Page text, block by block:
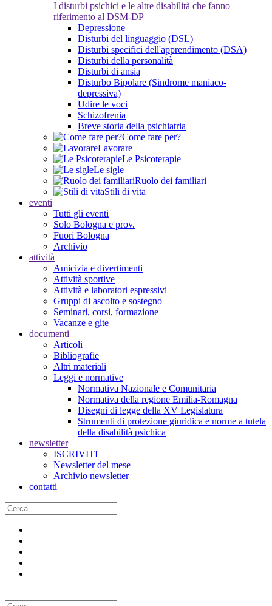
I disturbi psichici e le altre disabilità che fanno
riferimento al DSM-DP
Depressione
Disturbi del linguaggio (DSL)
Disturbi specifici dell'apprendimento (DSA)
Disturbi della personalità
Disturbi di ansia
Disturbo Bipolare (Sindrome maniaco-
depressiva)
Udire le voci
Schizofrenia
Breve storia della psichiatria
Come fare per?
Lavorare
Le Psicoterapie
Le sigle
Ruolo dei familiari
Stili di vita
eventi
Tutti gli eventi
Solo Bologna e prov.
Fuori Bologna
Archivio
attività
Amicizia e divertimenti
Attività sportive
Attività e laboratori espressivi
Gruppi di ascolto e sostegno
Seminari, corsi, formazione
Vacanze e gite
documenti
Articoli
Bibliografie
Altri materiali
Leggi e normative
Normativa Nazionale e Comunitaria
Normativa della regione Emilia-Romagna
Disegni di legge della XV Legislatura
Strumenti di protezione giuridica e norme a tutela
della disabilità psichica
newsletter
ISCRIVITI
Newsletter del mese
Archivio newsletter
contatti